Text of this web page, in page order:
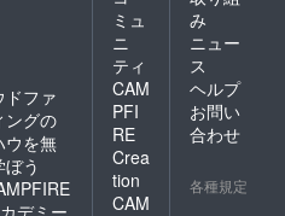
ドファ
ングの
ウを無
う
デミー
ミュ
ニ
ティ
CAM
PFI
RE
Crea
tion
CAM
み
ニュー
ス
ヘルプ
お問い
合わせ
各種規定